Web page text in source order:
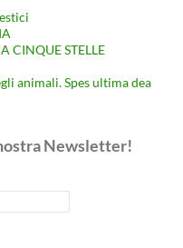
CINQUE STELLE
animali. Spes ultima dea
Newsletter!